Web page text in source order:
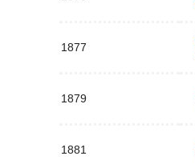
1877
1879
1881